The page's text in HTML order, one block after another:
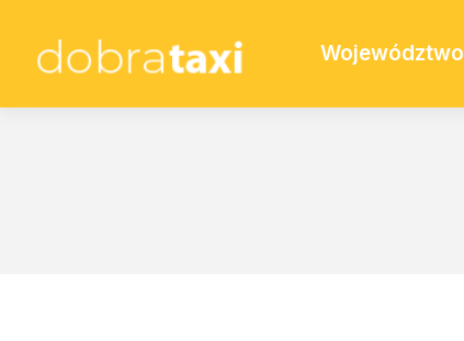
Województwo